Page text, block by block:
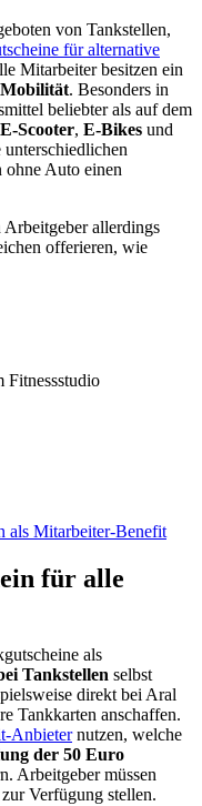
von Tankstellen,
für alternative
Mitarbeiter besitzen ein
. Besonders in
beliebter als auf dem
E-Scooter, E-Bikes und
ohne Auto einen
allerdings
offerieren, wie
Fitnessstudio
als Mitarbeiter-Benefit
für alle
als
Tankstellen selbst
direkt bei Aral
Tankkarten anschaffen.
Anbieternutzen, welche
der 50 Euro
Arbeitgeber müssen
Verfügung stellen.